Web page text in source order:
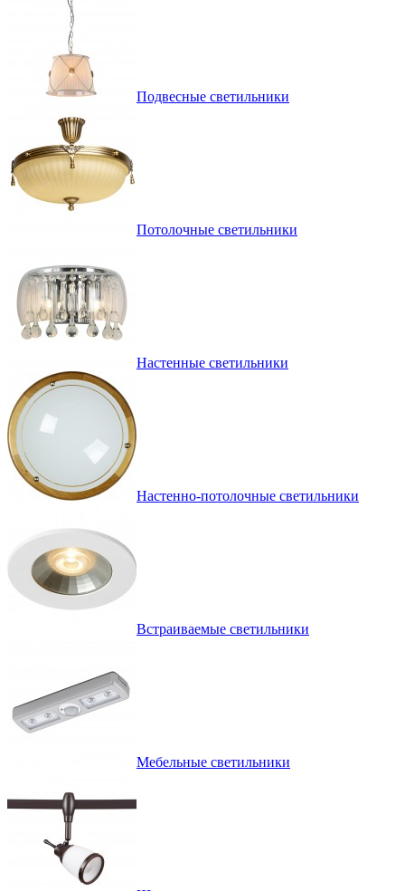
Подвесные светильники
Потолочные светильники
Настенные светильники
Настенно-потолочные светильники
Встраиваемые светильники
Мебельные светильники